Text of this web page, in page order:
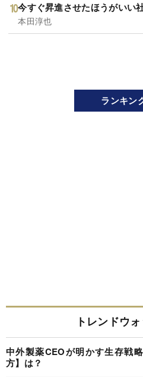
今すぐ昇進させたほうがいい
本田淳也
ランキン
トレンドウ
中外製薬CEOが明かす生存戦
方】は？